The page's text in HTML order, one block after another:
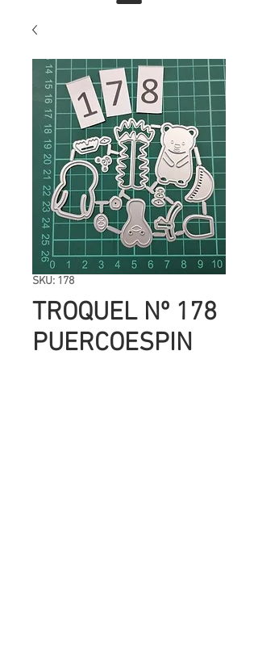
SKU: 178
TROQUEL Nº 178
PUERCOESPIN